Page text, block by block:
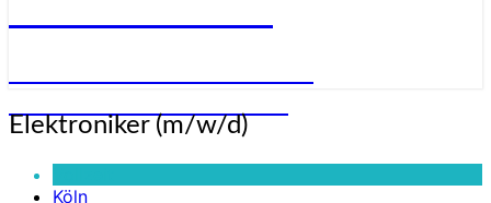
Elektroniker
Elektroniker (m/w/d)
Köln